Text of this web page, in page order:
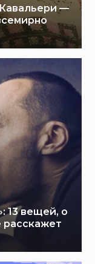
—
13 вещей, о
расскажет